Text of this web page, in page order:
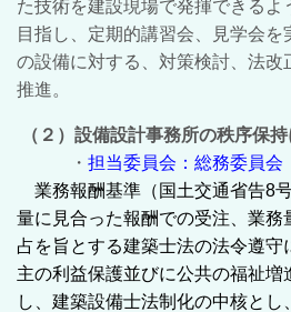
た技術を建設現場で発揮できるよ
目指し、定期的講習会、見学会を
の設備に対する、対策検討、法改
推進。
（２）設備設計事務所の秩序保
・ 担当委員会：総務委員会
業務報酬基準（国土交通省告8
量に見合った報酬での受注、業務
占を旨とする建築士法の法令遵守
主の利益保護並びに公共の福祉増
し、建築設備士法制化の中核とし